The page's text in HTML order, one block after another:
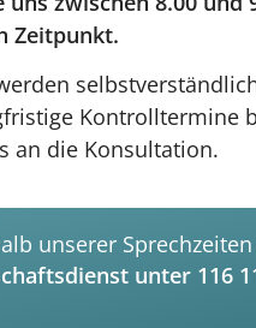
Zeitpunkt.
Kontrolltermine
an die Konsultation.
unserer
unter 116